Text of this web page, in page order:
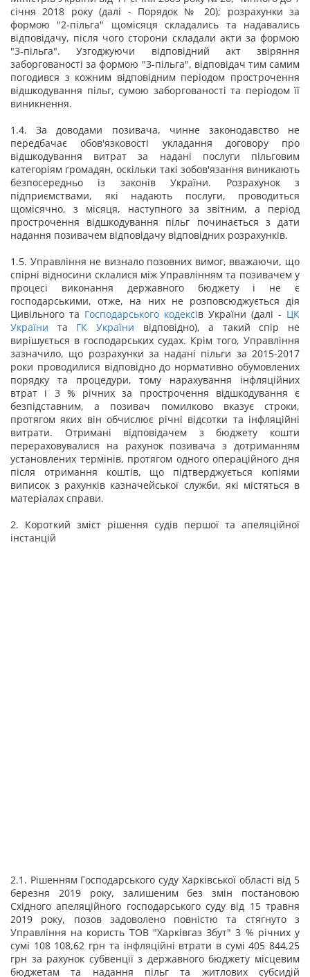
січня 2018 року (далі - Порядок № 20); розрахунки за
формою "2-пільга" щомісяця складались та надавались
відповідачу, після чого сторони складали акти за формою
"3-пільга". Узгоджуючи відповідний акт звіряння
заборгованості за формою "3-пільга", відповідач тим самим
погодився з кожним відповідним періодом прострочення
відшкодування пільг, сумою заборгованості та періодом її
виникнення.
1.4. За доводами позивача, чинне законодавство не
передбачає обов'язковості укладання договору про
відшкодування витрат за надані послуги пільговим
категоріям громадян, оскільки такі зобов'язання виникають
безпосередньо із законів України. Розрахунок з
підприємствами, які надають послуги, проводиться
щомісячно, з місяця, наступного за звітним, а період
прострочення відшкодування пільг починається з дати
надання позивачем відповідачу відповідних розрахунків.
1.5. Управління не визнало позовних вимог, вважаючи, що
спірні відносини склалися між Управлінням та позивачем у
процесі виконання державного бюджету і не є
господарськими, отже, на них не розповсюджується дія
Цивільного та Господарського кодексів України (далі - ЦК
України та ГК України відповідно), а такий спір не
вирішується в господарських судах. Крім того, Управління
зазначило, що розрахунки за надані пільги за 2015-2017
роки проводилися відповідно до нормативно обумовлених
порядку та процедури, тому нарахування інфляційних
втрат і 3 % річних за прострочення відшкодування є
безпідставним, а позивач помилково вказує строки,
протягом яких він обчислює річні відсотки та інфляційні
витрати. Отримані відповідачем з бюджету кошти
перераховувалися на рахунок позивача з дотриманням
установлених термінів, протягом одного операційного дня
після отримання коштів, що підтверджується копіями
виписок з рахунків казначейської служби, які містяться в
матеріалах справи.
2. Короткий зміст рішення судів першої та апеляційної
інстанцій
2.1. Рішенням Господарського суду Харківської області від 5
березня 2019 року, залишеним без змін постановою
Східного апеляційного господарського суду від 15 травня
2019 року, позов задоволено повністю та стягнуто з
Управління на користь ТОВ "Харківгаз Збут" 3 % річних у
сумі 108 108,62 грн та інфляційні втрати в сумі 405 844,25
грн за рахунок субвенції з державного бюджету місцевим
бюджетам та надання пільг та житлових субсидій